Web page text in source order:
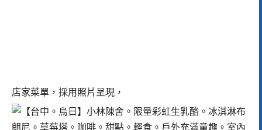
店家菜單，採用照片呈現，